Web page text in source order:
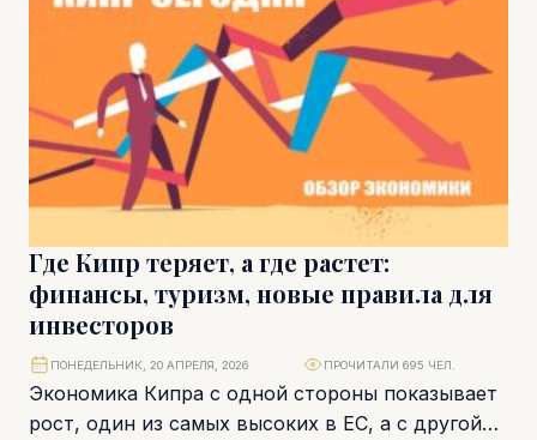
Где Кипр теряет, а где растет:
финансы, туризм, новые правила для
инвесторов
Экономика Кипра с одной стороны показывает
рост, один из самых высоких в ЕС, а с другой
ПОНЕДЕЛЬНИК, 20 АПРЕЛЯ, 2026 ПРОЧИТАЛИ 695 ЧЕЛ.